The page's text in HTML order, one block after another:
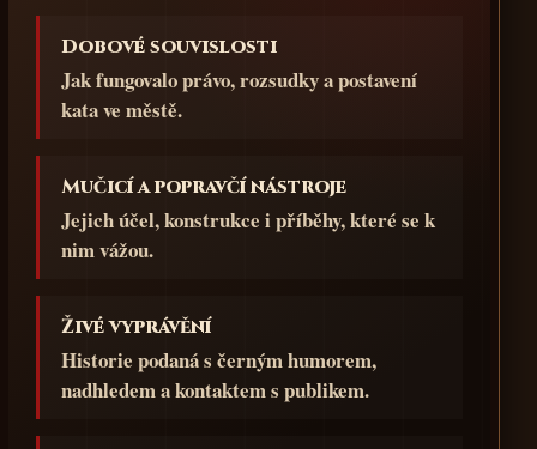
Dobové souvislosti
Jak fungovalo právo, rozsudky a postavení
kata ve městě.
Mučicí a popravčí nástroje
Jejich účel, konstrukce i příběhy, které se k
nim vážou.
Živé vyprávění
Historie podaná s černým humorem,
nadhledem a kontaktem s publikem.